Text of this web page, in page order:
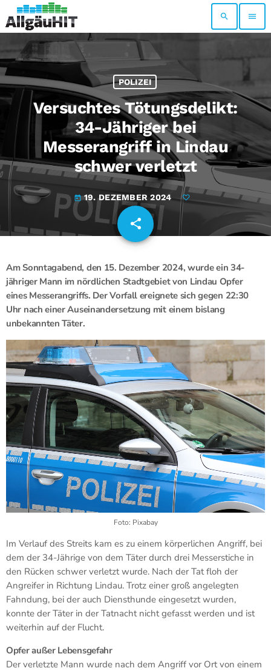
search menu
POLIZEI
Versuchtes Tötungsdelikt:
34-Jähriger bei
Messerangriff in Lindau
schwer verletzt
today 19. DEZEMBER 2024
share
email
Am Sonntagabend, den 15. Dezember 2024, wurde ein 34-
jähriger Mann im nördlichen Stadtgebiet von Lindau Opfer
eines Messerangriffs. Der Vorfall ereignete sich gegen 22:30
Uhr nach einer Auseinandersetzung mit einem bislang
unbekannten Täter.
Foto: Pixabay
Im Verlauf des Streits kam es zu einem körperlichen Angriff, bei
dem der 34-Jährige von dem Täter durch drei Messerstiche in
den Rücken schwer verletzt wurde. Nach der Tat floh der
Angreifer in Richtung Lindau. Trotz einer groß angelegten
Fahndung, bei der auch Diensthunde eingesetzt wurden,
konnte der Täter in der Tatnacht nicht gefasst werden und ist
weiterhin auf der Flucht.
Opfer außer Lebensgefahr
Der verletzte Mann wurde nach dem Angriff vor Ort von einem